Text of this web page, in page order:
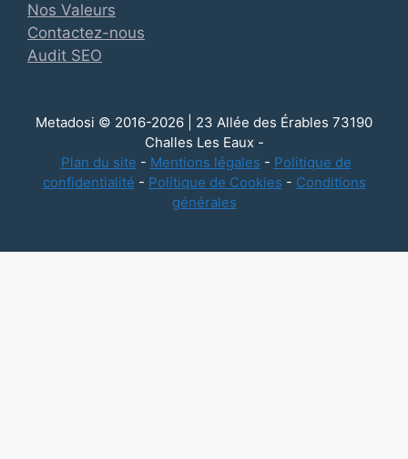
Nos Valeurs
Contactez-nous
Audit SEO
Metadosi © 2016-2026 | 23 Allée des Érables 73190
Challes Les Eaux -
Plan du site - Mentions légales - Politique de
confidentialité - Politique de Cookies - Conditions
générales